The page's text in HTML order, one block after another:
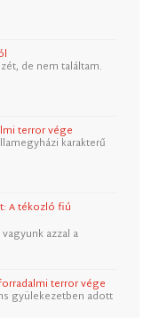
de nem találtam.
terror vége
karakterű
A tékozló fiú
azzal a
terror vége
gyülekezetben adott